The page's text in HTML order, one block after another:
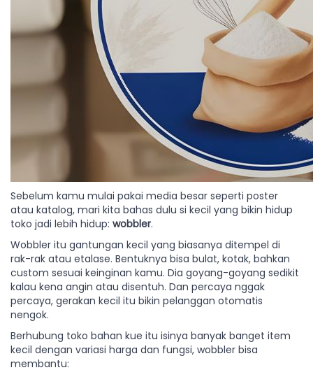
Sebelum kamu mulai pakai media besar seperti poster
atau katalog, mari kita bahas dulu si kecil yang bikin hidup
toko jadi lebih hidup: wobbler.
Wobbler itu gantungan kecil yang biasanya ditempel di
rak-rak atau etalase. Bentuknya bisa bulat, kotak, bahkan
custom sesuai keinginan kamu. Dia goyang-goyang sedikit
kalau kena angin atau disentuh. Dan percaya nggak
percaya, gerakan kecil itu bikin pelanggan otomatis
nengok.
Berhubung toko bahan kue itu isinya banyak banget item
kecil dengan variasi harga dan fungsi, wobbler bisa
membantu: